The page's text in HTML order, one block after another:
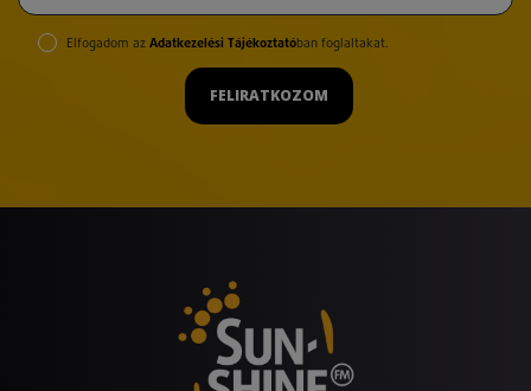
Elfogadom az Adatkezelési Tájékoztatóban foglaltakat.
FELIRATKOZOM